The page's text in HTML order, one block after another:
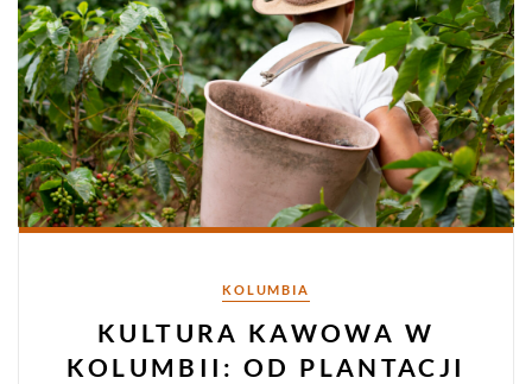
Kategorie
KOLUMBIA
KULTURA KAWOWA W
KOLUMBII: OD PLANTACJI